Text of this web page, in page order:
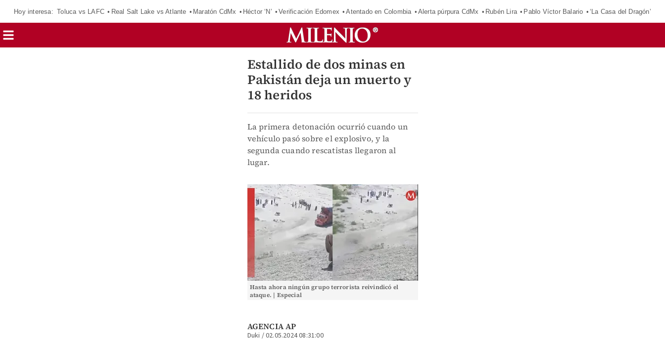
Hoy interesa: Toluca vs LAFC Real Salt Lake vs Atlante Maratón CdMx Héctor ‘N’ Verificación Edomex Atentado en Colombia Alerta púrpura CdMx Rubén Lira Pablo Víctor Balario ‘La Casa del Dragón’
Estallido de dos minas en
Pakistán deja un muerto y
18 heridos
La primera detonación ocurrió cuando un
vehículo pasó sobre el explosivo, y la
segunda cuando rescatistas llegaron al
lugar.
Hasta ahora ningún grupo terrorista reivindicó el
ataque. | Especial
AGENCIA AP
Duki /02.05.2024 08:31:00